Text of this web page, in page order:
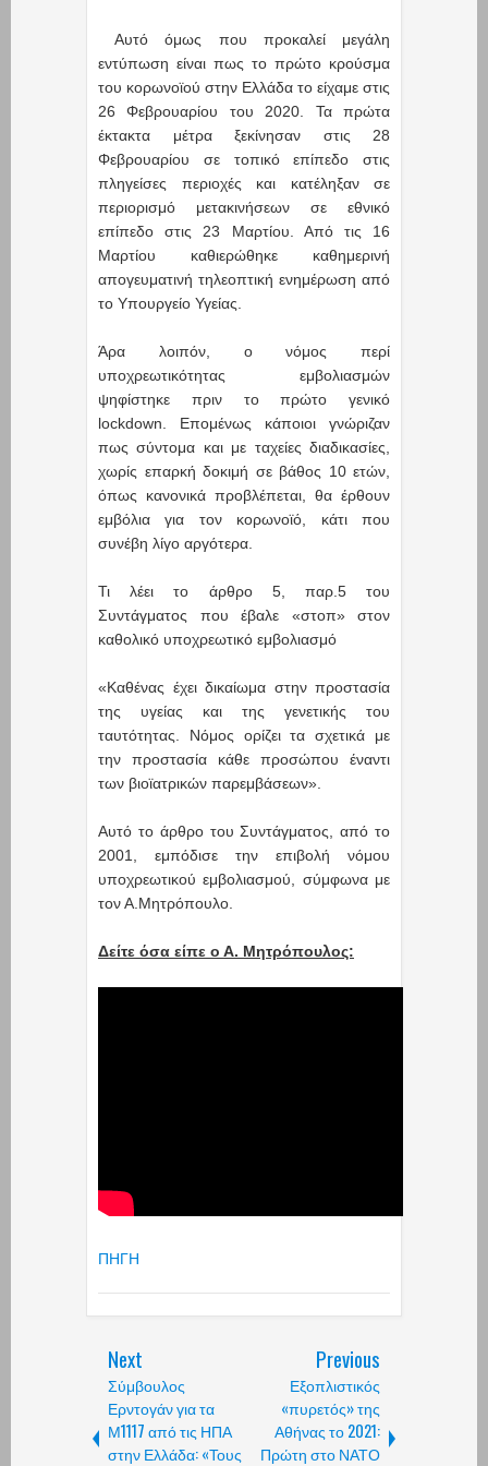
Αυτό όμως που προκαλεί μεγάλη
εντύπωση είναι πως το πρώτο κρούσμα
του κορωνοϊού στην Ελλάδα το είχαμε στις
26 Φεβρουαρίου του 2020. Τα πρώτα
έκτακτα μέτρα ξεκίνησαν στις 28
Φεβρουαρίου σε τοπικό επίπεδο στις
πληγείσες περιοχές και κατέληξαν σε
περιορισμό μετακινήσεων σε εθνικό
επίπεδο στις 23 Μαρτίου. Από τις 16
Μαρτίου καθιερώθηκε καθημερινή
απογευματινή τηλεοπτική ενημέρωση από
το Υπουργείο Υγείας.
Άρα λοιπόν, ο νόμος περί
υποχρεωτικότητας εμβολιασμών
ψηφίστηκε πριν το πρώτο γενικό
lockdown. Επομένως κάποιοι γνώριζαν
πως σύντομα και με ταχείες διαδικασίες,
χωρίς επαρκή δοκιμή σε βάθος 10 ετών,
όπως κανονικά προβλέπεται, θα έρθουν
εμβόλια για τον κορωνοϊό, κάτι που
συνέβη λίγο αργότερα.
Τι λέει το άρθρο 5, παρ.5 του
Συντάγματος που έβαλε «στοπ» στον
καθολικό υποχρεωτικό εμβολιασμό
«Καθένας έχει δικαίωμα στην προστασία
της υγείας και της γενετικής του
ταυτότητας. Νόμος ορίζει τα σχετικά με
την προστασία κάθε προσώπου έναντι
των βιοϊατρικών παρεμβάσεων».
Αυτό το άρθρο του Συντάγματος, από το
2001, εμπόδισε την επιβολή νόμου
υποχρεωτικού εμβολιασμού, σύμφωνα με
τον Α.Μητρόπουλο.
Δείτε όσα είπε ο Α. Μητρόπουλος:
ΠΗΓΗ
Next
Σύμβουλος
Ερντογάν για τα
Μ1117 από τις ΗΠΑ
στην Ελλάδα: «Τους
Previous
Εξοπλιστικός
«πυρετός» της
Αθήνας το 2021:
Πρώτη στο ΝΑΤΟ